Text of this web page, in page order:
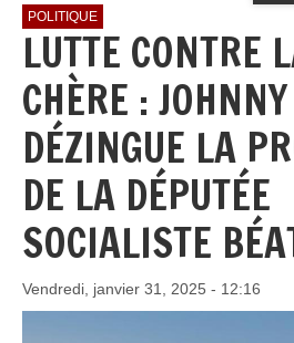
POLITIQUE
LUTTE CONTRE
CHÈRE :
DÉZINGUE LA
DE LA DÉPUTÉE
SOCIALISTE
Vendredi, janvier 31, 2025 - 12:16